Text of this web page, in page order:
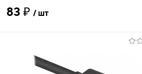
83 ₽ / шт